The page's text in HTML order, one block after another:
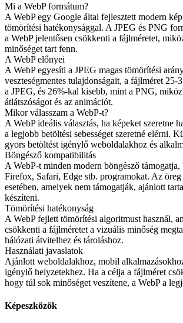
Mi a WebP formátum?
A WebP egy Google által fejlesztett modern
tömörítési hatékonysággal. A JPEG és PNG
a WebP jelentősen csökkenti a fájlméretet,
minőséget tart fenn.
A WebP előnyei
A WebP egyesíti a JPEG magas tömörítési
veszteségmentes tulajdonságait, a fájlméret
a JPEG, és 26%-kal kisebb, mint a PNG,
átlátszóságot és az animációt.
Mikor válasszam a WebP-t?
A WebP ideális választás, ha képeket szeretne
a legjobb betöltési sebességet szeretné elérni.
gyors betöltést igénylő weboldalakhoz és
Böngésző kompatibilitás
A WebP-t minden modern böngésző támogatja,
Firefox, Safari, Edge stb. programokat. Az
esetében, amelyek nem támogatják, ajánlott
készíteni.
Tömörítési hatékonyság
A WebP fejlett tömörítési algoritmust használ,
csökkenti a fájlméretet a vizuális minőség
hálózati átvitelhez és tároláshoz.
Használati javaslatok
Ajánlott weboldalakhoz, mobil
igénylő helyzetekhez. Ha a célja a fájlméret
hogy túl sok minőséget veszítene, a WebP a
Képeszközök